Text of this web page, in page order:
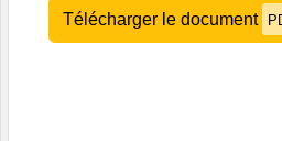
Télécharger le document